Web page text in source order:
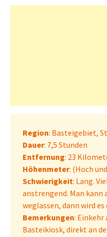
Region: Basteigebiet,
Dauer: 7,5 Stunden
Entfernung: 23
Höhenmeter: (Hoch
Schwierigkeit: Lang.
anstrengend. Man kann
weglassen, dann wird
Bemerkungen: Einkehr
Basteikiosk, direkt an